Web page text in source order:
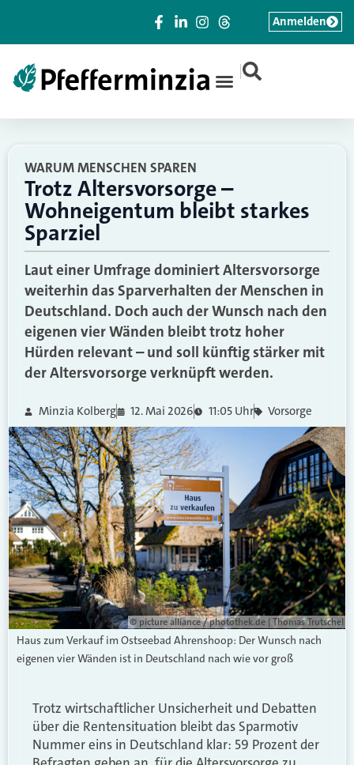
|
Anmelden
WARUM MENSCHEN SPAREN
Trotz Altersvorsorge –
Wohneigentum bleibt starkes
Sparziel
Laut einer Umfrage dominiert Altersvorsorge
weiterhin das Sparverhalten der Menschen in
Deutschland. Doch auch der Wunsch nach den
eigenen vier Wänden bleibt trotz hoher
Hürden relevant – und soll künftig stärker mit
der Altersvorsorge verknüpft werden.
Minzia Kolberg 12. Mai 2026 11:05 Uhr Vorsorge
© picture alliance / photothek.de | Thomas Trutschel
Haus zum Verkauf im Ostseebad Ahrenshoop: Der Wunsch nach
eigenen vier Wänden ist in Deutschland nach wie vor groß
Trotz wirtschaftlicher Unsicherheit und Debatten
über die Rentensituation bleibt das Sparmotiv
Nummer eins in Deutschland klar: 59 Prozent der